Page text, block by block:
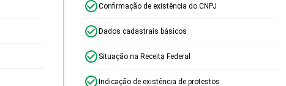
Confirmação de existência do CNPJ
Dados cadastrais básicos
Situação na Receita Federal
Indicação de existência de protestos